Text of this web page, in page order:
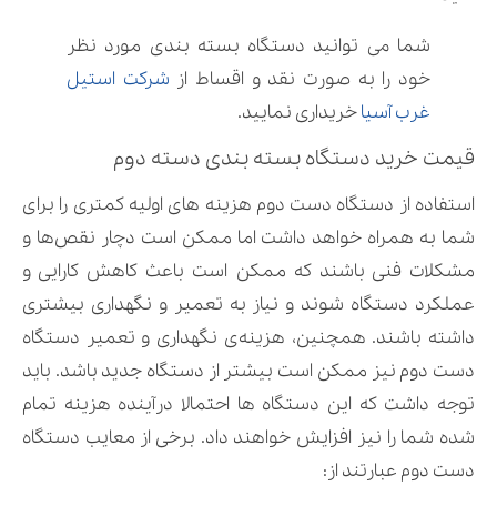
شما می توانید دستگاه بسته بندی مورد نظر
خود را به صورت نقد و اقساط از شرکت استیل
غرب آسیاخریداری نمایید.
قیمت خرید دستگاه بسته بندی دسته دوم
استفاده از دستگاه دست دوم هزینه های اولیه کمتری را برای
شما به همراه خواهد داشت اما ممکن است دچار نقص‌ها و
مشکلات فنی باشند که ممکن است باعث کاهش کارایی و
عملکرد دستگاه شوند و نیاز به تعمیر و نگهداری بیشتری
داشته باشند. همچنین، هزینه‌ی نگهداری و تعمیر دستگاه
دست دوم نیز ممکن است بیشتر از دستگاه جدید باشد. باید
توجه داشت که این دستگاه ها احتمالا درآینده هزینه تمام
شده شما را نیز افزایش خواهند داد. برخی از معایب دستگاه
دست دوم عبارتند از: